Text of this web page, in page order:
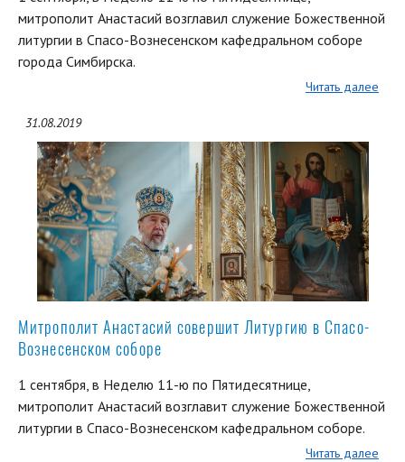
митрополит Анастасий возглавил служение Божественной
литургии в Спасо-Вознесенском кафедральном соборе
города Симбирска.
Читать далее
31.08.2019
Митрополит Анастасий совершит Литургию в Спасо-
Вознесенском соборе
1 сентября, в Неделю 11-ю по Пятидесятнице,
митрополит Анастасий возглавит служение Божественной
литургии в Спасо-Вознесенском кафедральном соборе.
Читать далее